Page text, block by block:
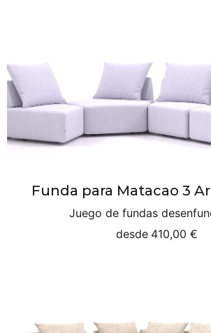
Funda para Matacao 3
Juego de fundas
desde 410,00 €